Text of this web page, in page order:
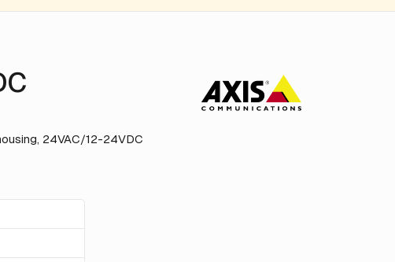
24VAC/12-24VDC